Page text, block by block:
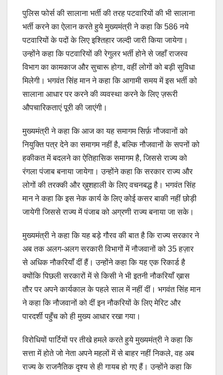
पुलिस फोर्स की सालाना भर्ती की तरह पटवारियों की भी सालाना
भर्ती करने का ऐलान करते हुये मुख्यमंत्री ने कहा कि 586 नये
पटवारियों के पदों के लिए इश्तिहार जल्दी जारी किया जायेगा।
उन्होंने कहा कि पटवारियों की रेगुलर भर्ती होने से जहाँ राजस्व
विभाग का कामकाज और सुचारू होगा, वहीं लोगों को बड़ी सुविधा
मिलेगी। भगवंत सिंह मान ने कहा कि आगामी समय में इस भर्ती को
सालाना आधार पर करने की व्यवस्था करने के लिए ज़रूरी
औपचारिकताएं पूरी की जाएंगी।
मुख्यमंत्री ने कहा कि आज का यह समागम सिर्फ़ नौजवानों को
नियुक्ति पत्र देने का समागम नहीं है, बल्कि नौजवानों के सपनों को
हकीकत में बदलने का ऐतिहासिक समागम है, जिससे राज्य को
रंगला पंजाब बनाया जायेगा। उन्होंने कहा कि सरकार राज्य और
लोगों की तरक्की और ख़ुशहाली के लिए वचनबद्ध है। भगवंत सिंह
मान ने कहा कि इस नेक कार्य के लिए कोई कसर बाकी नहीं छोड़ी
जायेगी जिससे राज्य में पंजाब को अग्रणी राज्य बनाया जा सके।
मुख्यमंत्री ने कहा कि यह बड़े गौरव की बात है कि राज्य सरकार ने
अब तक अलग-अलग सरकारी विभागों में नौजवानों को 35 हज़ार
से अधिक नौकरियाँ दीं हैं। उन्होंने कहा कि यह एक रिकार्ड है
क्योंकि पिछली सरकारों में से किसी ने भी इतनी नौकरियाँ ख़ास
तौर पर अपने कार्यकाल के पहले साल में नहीं दीं। भगवंत सिंह मान
ने कहा कि नौजवानों को दीं इन नौकरियों के लिए मेरिट और
पारदर्शी पहुँच को ही मुख्य आधार रखा गया।
विरोधियों पार्टियों पर तीखे हमले करते हुये मुख्यमंत्री ने कहा कि
सत्ता में होते जो नेता अपने महलों में से बाहर नहीं निकले, वह अब
राज्य के राजनैतिक दृश्य से ही गायब हो गए हैं। उन्होंने कहा कि